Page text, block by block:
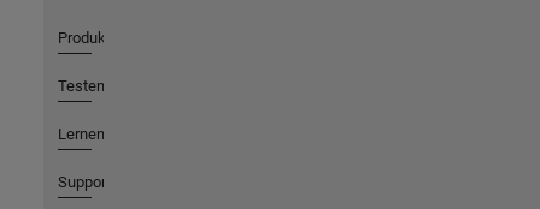
Produkte
Testen oder Kaufen
Lernen
Support